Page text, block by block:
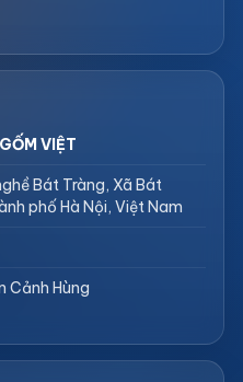
VIỆT
Bát Tràng, Xã Bát
phố Hà Nội, Việt Nam
Cảnh Hùng